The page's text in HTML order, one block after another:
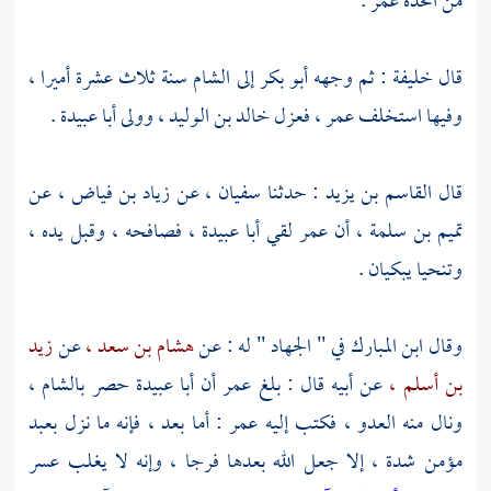
قال خليفة : ثم وجههأبو بكرإلىالشامسنة ثلاث عشرة أميرا ،
وفيها استخلفعمر ،فعزلخالد بن الوليد ،وولىأبا عبيدة.
قال القاسم بن يزيد : حدثنا سفيان ،عنزياد بن فياض ،عن
تميم بن سلمة ،أنعمرلقيأبا عبيدة ، فصافحه ، وقبل يده ،
وتنحيا يبكيان .
وقالابن المباركفي " الجهاد " له : عنهشام بن سعد ،عنزيد
بن أسلم ،عن أبيه قال : بلغ عمرأنأبا عبيدة حصربالشام ،
ونال منه العدو ، فكتب إليه عمر : أما بعد ، فإنه ما نزل بعبد
مؤمن شدة ، إلا جعل الله بعدها فرجا ، وإنه لا يغلب عسر